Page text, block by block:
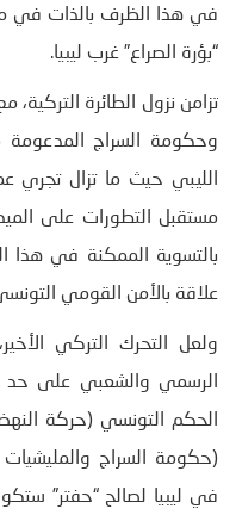
في هذا الظرف بالذات في
“بؤرة الصراع” غرب ليبيا.
تزامن نزول الطائرة
وحكومة السراج المدعومة
الليبي حيث ما تزال تجري
مستقبل التطورات على
بالتسوية الممكنة في هذا
علاقة بالأمن القومي
ولعل التحرك التركي
الرسمي والشعبي على حد
الحكم التونسي (حركة
(حكومة السراج
في ليبيا لصالح “حفتر”